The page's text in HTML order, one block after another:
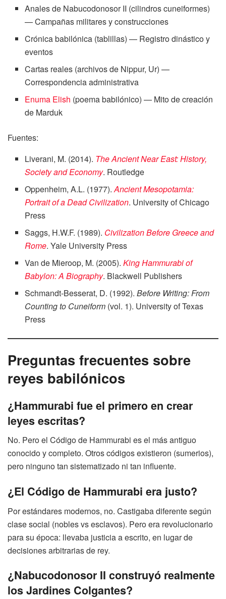
Anales de Nabucodonosor II (cilindros cuneiformes)
— Campañas militares y construcciones
Crónica babilónica (tablillas) — Registro dinástico y
eventos
Cartas reales (archivos de Nippur, Ur) —
Correspondencia administrativa
Enuma Elish (poema babilónico) — Mito de creación
de Marduk
Fuentes:
Liverani, M. (2014). The Ancient Near East: History,
Society and Economy. Routledge
Oppenheim, A.L. (1977).Ancient Mesopotamia:
Portrait of a Dead Civilization. University of Chicago
Press
Saggs, H.W.F. (1989). Civilization Before Greece and
Rome. Yale University Press
Van de Mieroop, M. (2005).King Hammurabi of
Babylon: A Biography. Blackwell Publishers
Schmandt-Besserat, D. (1992).Before Writing: From
Counting to Cuneiform (vol. 1). University of Texas
Press
Preguntas frecuentes sobre
reyes babilónicos
¿Hammurabi fue el primero en crear
leyes escritas?
No. Pero el Código de Hammurabi es el más antiguo
conocido y completo. Otros códigos existieron (sumerios),
pero ninguno tan sistematizado ni tan influente.
¿El Código de Hammurabi era justo?
Por estándares modernos, no. Castigaba diferente según
clase social (nobles vs esclavos). Pero era revolucionario
para su época: llevaba justicia a escrito, en lugar de
decisiones arbitrarias de rey.
¿Nabucodonosor II construyó realmente
los Jardines Colgantes?